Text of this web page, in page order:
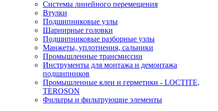
Системы линейного перемещения
Втулки
Подшипниковые узлы
Шарнирные головки
Подшипниковые разборные узлы
Манжеты, уплотнения, сальники
Промышленные трансмиссии
Инструменты для монтажа и демонтажа
подшипников
Промышленные клеи и герметики - LOCTITE,
TEROSON
Фильтры и фильтрующие элементы